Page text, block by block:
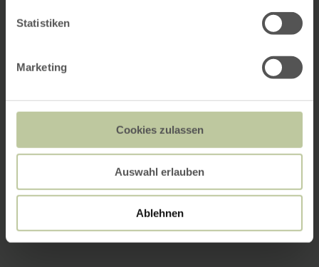
Statistiken
Marketing
Cookies zulassen
Auswahl erlauben
Ablehnen